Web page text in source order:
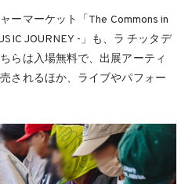
ーマーケット「The Commons in
JOURNEY -」も、ラ チッタデ
らは入場無料で、出展アーティ
されるほか、ライブやパフォー